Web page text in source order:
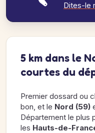
Dites-le
5 km dans le
courtes du
Premier dossard ou
bon, et le Nord (59)
Département le plus
les Hauts-de-